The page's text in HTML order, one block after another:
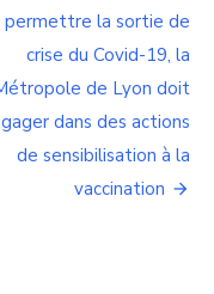
permettre la sortie de
crise du Covid-19, la
de Lyon doit
dans des actions
de sensibilisation à la
vaccination